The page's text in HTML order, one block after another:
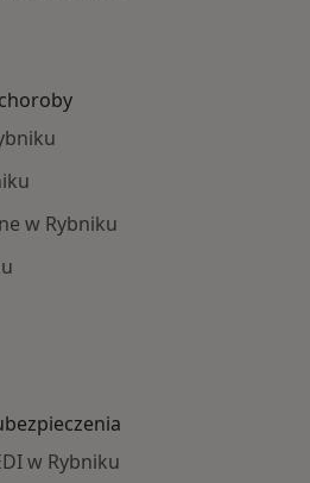
w Rybniku
w Rybniku